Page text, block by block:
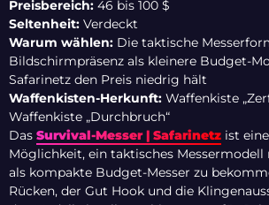
Preisbereich: 46 bis 100 $
Seltenheit: Verdeckt
Warum wählen: Die taktische
Bildschirmpräsenz als kleinere Budget-
Safarinetz den Preis niedrig hält
Waffenkisten-Herkunft: Waffenkiste
Waffenkiste „Durchbruch“
Das Survival-Messer | Safarinetz ist
Möglichkeit, ein taktisches
als kompakte Budget-Messer zu
Rücken, der Gut Hook und die